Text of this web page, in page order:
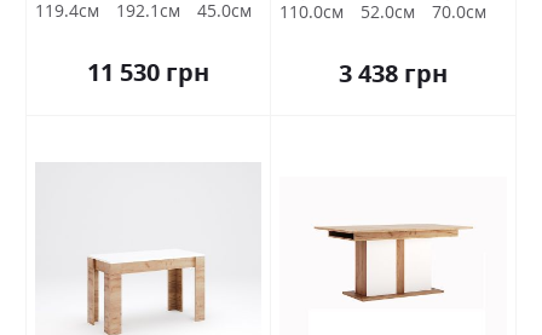
119.4см 192.1см 45.0см
11 530 грн
110.0см 52.0см 70.0см
3 438 грн